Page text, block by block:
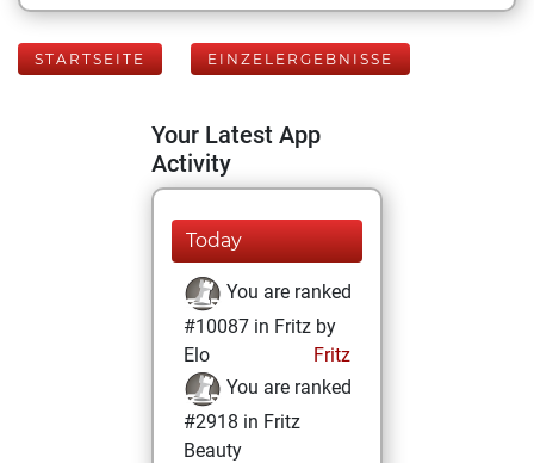
STARTSEITE EINZELERGEBNISSE
Your Latest App
Activity
Today
You are ranked
#10087 in Fritz by
Elo
Fritz
You are ranked
#2918 in Fritz
Beauty